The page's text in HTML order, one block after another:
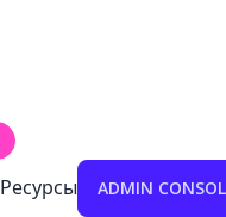
Ресурсы ADMIN